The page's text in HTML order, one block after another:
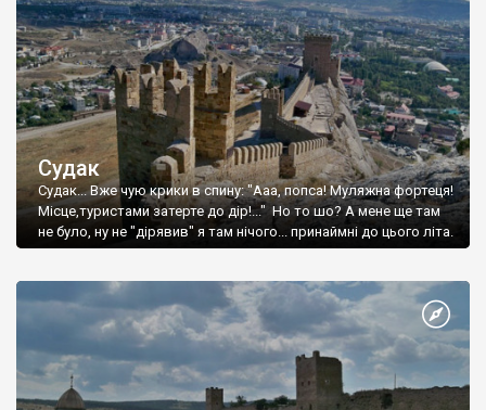
Судак
Судак... Вже чую крики в спину: "Ааа, попса! Муляжна фортеця!
Місце,туристами затерте до дір!..." Но то шо? А мене ще там
не було, ну не "дірявив" я там нічого... принаймні до цього літа.